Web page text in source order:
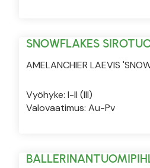
SNOWFLAKES
AMELANCHIER LAEVIS
Vyöhyke: I-II (III)
Valovaatimus: Au-Pv